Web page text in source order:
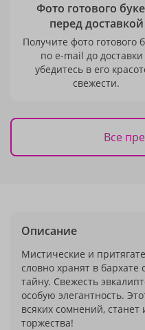
Фото готового
перед доставкой
Получите фото готового
по e-mail до
убедитесь в его
свежести.
Все
Описание
Мистические и
словно хранят в бархате
тайну. Свежесть
особую элегантность.
всяких сомнений,
торжества!